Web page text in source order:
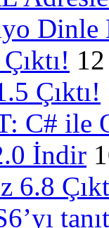
Dinle
Çıktı!
C# ile
İndir
6.8